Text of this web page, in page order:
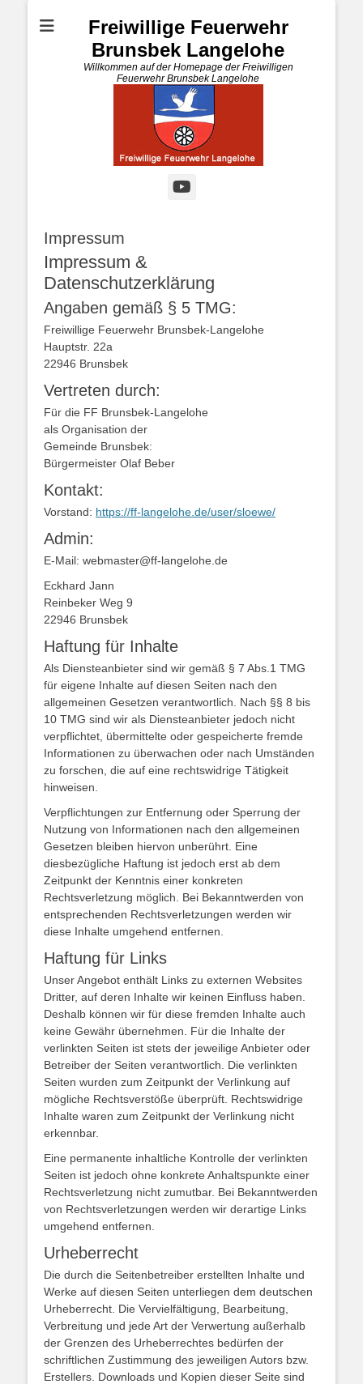
Freiwillige Feuerwehr
Brunsbek Langelohe
Willkommen auf der Homepage der Freiwilligen
Feuerwehr Brunsbek Langelohe
YouTube
Impressum
Impressum &
Datenschutzerklärung
Angaben gemäß § 5 TMG:
Freiwillige Feuerwehr Brunsbek-Langelohe
Hauptstr. 22a
22946 Brunsbek
Vertreten durch:
Für die FF Brunsbek-Langelohe
als Organisation der
Gemeinde Brunsbek:
Bürgermeister Olaf Beber
Kontakt:
Vorstand: https://ff-langelohe.de/user/sloewe/
Admin:
E-Mail: webmaster@ff-langelohe.de
Eckhard Jann
Reinbeker Weg 9
22946 Brunsbek
Haftung für Inhalte
Als Diensteanbieter sind wir gemäß § 7 Abs.1 TMG
für eigene Inhalte auf diesen Seiten nach den
allgemeinen Gesetzen verantwortlich. Nach §§ 8 bis
10 TMG sind wir als Diensteanbieter jedoch nicht
verpflichtet, übermittelte oder gespeicherte fremde
Informationen zu überwachen oder nach Umständen
zu forschen, die auf eine rechtswidrige Tätigkeit
hinweisen.
Verpflichtungen zur Entfernung oder Sperrung der
Nutzung von Informationen nach den allgemeinen
Gesetzen bleiben hiervon unberührt. Eine
diesbezügliche Haftung ist jedoch erst ab dem
Zeitpunkt der Kenntnis einer konkreten
Rechtsverletzung möglich. Bei Bekanntwerden von
entsprechenden Rechtsverletzungen werden wir
diese Inhalte umgehend entfernen.
Haftung für Links
Unser Angebot enthält Links zu externen Websites
Dritter, auf deren Inhalte wir keinen Einfluss haben.
Deshalb können wir für diese fremden Inhalte auch
keine Gewähr übernehmen. Für die Inhalte der
verlinkten Seiten ist stets der jeweilige Anbieter oder
Betreiber der Seiten verantwortlich. Die verlinkten
Seiten wurden zum Zeitpunkt der Verlinkung auf
mögliche Rechtsverstöße überprüft. Rechtswidrige
Inhalte waren zum Zeitpunkt der Verlinkung nicht
erkennbar.
Eine permanente inhaltliche Kontrolle der verlinkten
Seiten ist jedoch ohne konkrete Anhaltspunkte einer
Rechtsverletzung nicht zumutbar. Bei Bekanntwerden
von Rechtsverletzungen werden wir derartige Links
umgehend entfernen.
Urheberrecht
Die durch die Seitenbetreiber erstellten Inhalte und
Werke auf diesen Seiten unterliegen dem deutschen
Urheberrecht. Die Vervielfältigung, Bearbeitung,
Verbreitung und jede Art der Verwertung außerhalb
der Grenzen des Urheberrechtes bedürfen der
schriftlichen Zustimmung des jeweiligen Autors bzw.
Erstellers. Downloads und Kopien dieser Seite sind